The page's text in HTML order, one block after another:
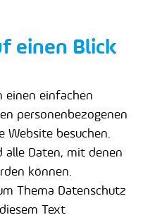
einen Blick
einen einfachen
personenbezogenen
Website besuchen.
alle Daten, mit denen
können.
Thema Datenschutz
Text